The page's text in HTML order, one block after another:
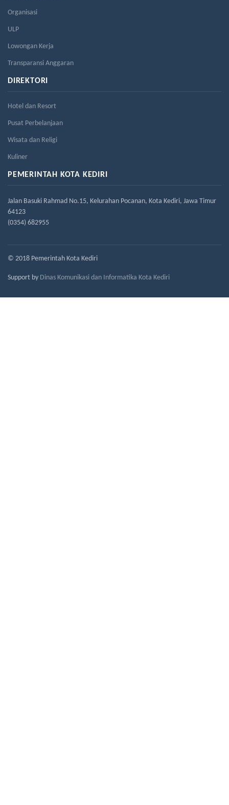
Organisasi
ULP
Lowongan Kerja
Transparansi Anggaran
DIREKTORI
Hotel dan Resort
Pusat Perbelanjaan
Wisata dan Religi
Kuliner
PEMERINTAH KOTA KEDIRI
Jalan Basuki Rahmad No.15, Kelurahan Pocanan, Kota Kediri, Jawa Timur
64123
(0354) 682955
© 2018 Pemerintah Kota Kediri
Support by Dinas Komunikasi dan Informatika Kota Kediri